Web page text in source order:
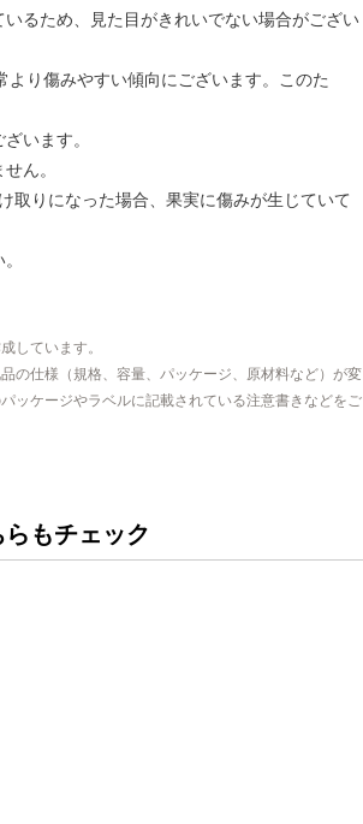
るため、見た目がきれいでない場合がござい
り傷みやすい傾向にございます。このた
います。
ん。
取りになった場合、果実に傷みが生じていて
しています。
の仕様（規格、容量、パッケージ、原材料など）が変
ッケージやラベルに記載されている注意書きなどをご
もチェック